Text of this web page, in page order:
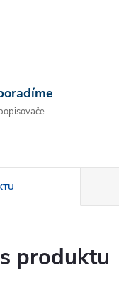
produktu